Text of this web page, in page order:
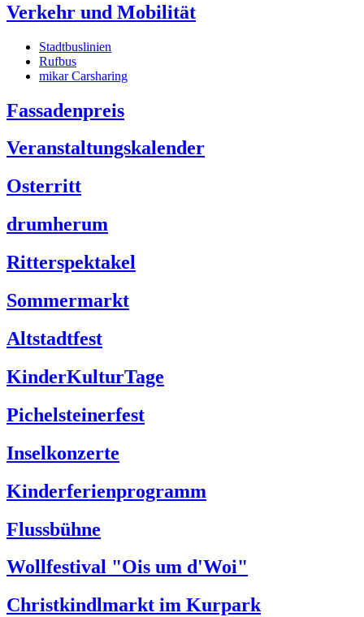
Verkehr und Mobilität
Stadtbuslinien
Rufbus
mikar Carsharing
Fassadenpreis
Veranstaltungskalender
Osterritt
drumherum
Ritterspektakel
Sommermarkt
Altstadtfest
KinderKulturTage
Pichelsteinerfest
Inselkonzerte
Kinderferienprogramm
Flussbühne
Wollfestival "Ois um d'Woi"
Christkindlmarkt im Kurpark